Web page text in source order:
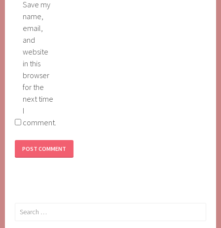
Save my
name,
email,
and
website
in this
browser
for the
next time
I
comment.
Search